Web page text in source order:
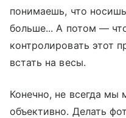
понимаешь, что
больше... А потом —
контролировать этот
встать на весы.
Конечно, не всегда мы
объективно. Делать